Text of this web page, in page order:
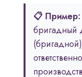
📋 Пример:
бригадный